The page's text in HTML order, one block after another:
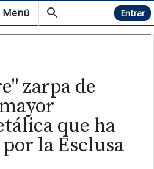
Menú Hemeroteca Entrar
zarpa de
que ha
la Esclusa